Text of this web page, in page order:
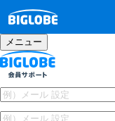
メニュー